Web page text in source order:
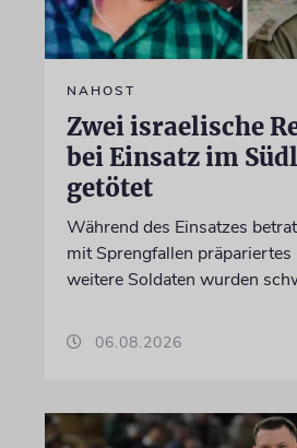
NAHOST
Zwei israelische
bei Einsatz im
getötet
Während des Einsatzes
mit Sprengfallen präpariertes
weitere Soldaten wurden
06.08.2026